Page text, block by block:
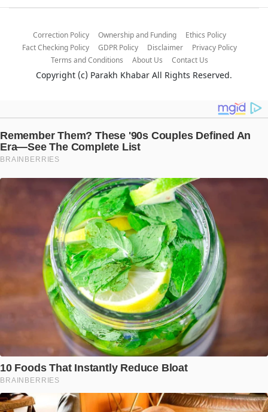
Correction Policy Ownership and Funding
Ethics Policy
Fact Checking Policy
GDPR Policy Disclaimer
Privacy Policy
Terms and Conditions
About Us Contact Us
Copyright (c) Parakh Khabar All Rights Reserved.